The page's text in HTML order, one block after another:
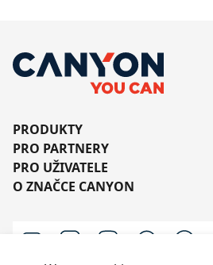
PRODUKTY
PRO PARTNERY
PRO UŽIVATELE
O ZNAČCE CANYON